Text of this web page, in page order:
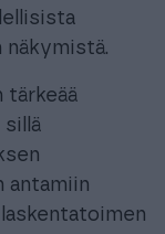
tärkeää
sillä
antamiin